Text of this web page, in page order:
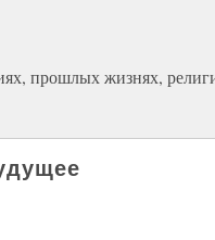
прошлых жизнях,